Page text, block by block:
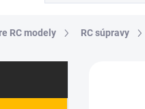
RC modely RC súpravy